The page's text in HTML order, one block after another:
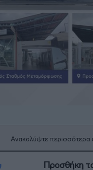
Ανακαλύψτε περισσότερα
Προσθήκη